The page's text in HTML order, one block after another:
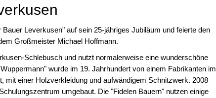
Leverkusen" auf sein 25-jähriges Jubiläum und feierte den
Großmeister Michael Hoffmann.
Schlebusch und nutzt normalerweise eine wunderschöne
wurde im 19. Jahrhundert von einem Fabrikanten im
mit einer Holzverkleidung und aufwändigem Schnitzwerk. 2008
umgebaut. Die "Fidelen Bauern" nutzen einige